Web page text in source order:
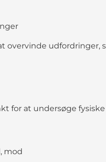
overvinde udfordringer,
for at undersøge
mod